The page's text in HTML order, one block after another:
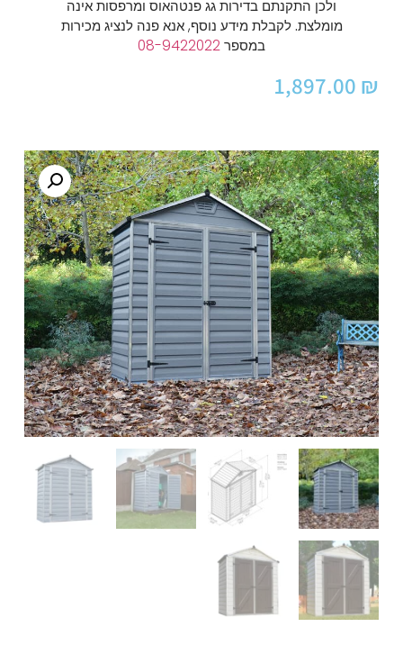
ולכן התקנתם בדירות גג פנטהאוס ומרפסות אינה
מומלצת.לקבלת מידע נוסף, אנא פנה לנציג מכירות
במספר08-9422022
1,897.00 ₪